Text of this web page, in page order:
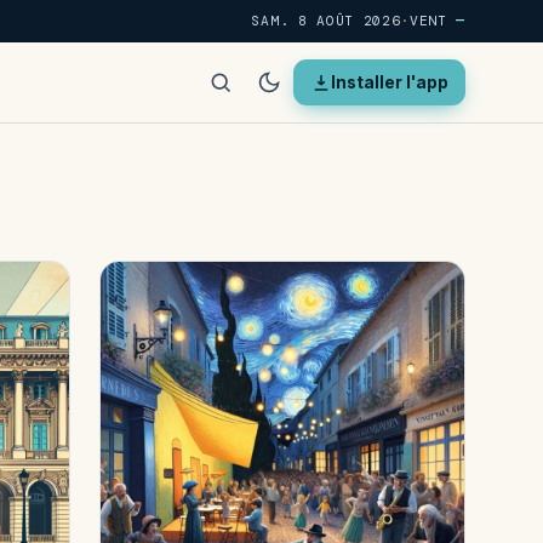
SAM. 8 AOÛT 2026 · VENT—
Installer l'app